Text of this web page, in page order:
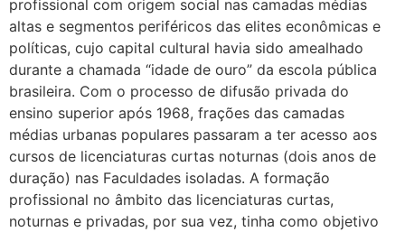
profissional com origem social nas camadas médias
altas e segmentos periféricos das elites econômicas e
políticas, cujo capital cultural havia sido amealhado
durante a chamada “idade de ouro” da escola pública
brasileira. Com o processo de difusão privada do
ensino superior após 1968, frações das camadas
médias urbanas populares passaram a ter acesso aos
cursos de licenciaturas curtas noturnas (dois anos de
duração) nas Faculdades isoladas. A formação
profissional no âmbito das licenciaturas curtas,
noturnas e privadas, por sua vez, tinha como objetivo